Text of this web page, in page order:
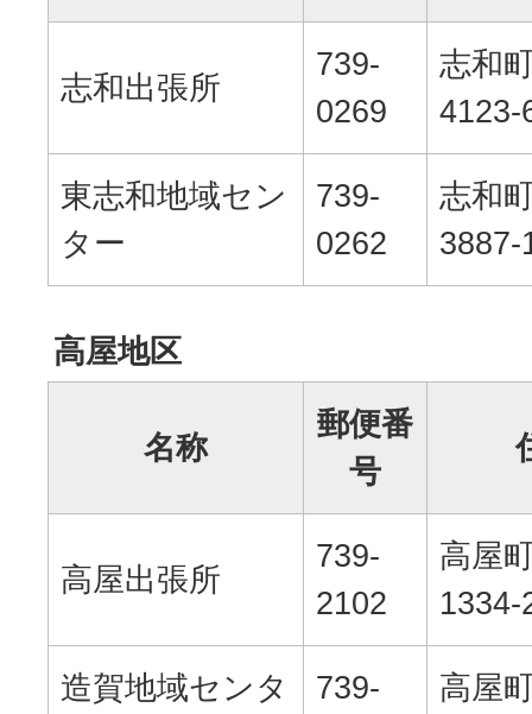
志和出張所
739-
0269
志和
4123-
東志和地域セン
ター
739-
0262
志和
3887-
高屋地区
名称
郵便番
号
高屋出張所
739-
2102
高屋
1334-
造賀地域センタ 739- 高屋